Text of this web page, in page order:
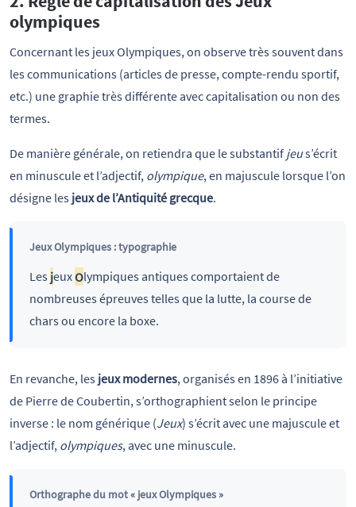
olympiques
Concernant les jeux Olympiques, on observe très souvent dans
les communications (articles de presse, compte-rendu sportif,
etc.) une graphie très différente avec capitalisation ou non des
termes.
De manière générale, on retiendra que le substantif jeus’écrit
en minuscule et l’adjectif, olympique, en majuscule lorsque l’on
désigne les jeux de l’Antiquité grecque.
Jeux Olympiques : typographie
Les jeuxOlympiques antiques comportaient de
nombreuses épreuves telles que la lutte, la course de
chars ou encore la boxe.
En revanche, les jeux modernes, organisés en 1896 à l’initiative
de Pierre de Coubertin, s’orthographient selon le principe
inverse : le nom générique (Jeux) s’écrit avec une majuscule et
l’adjectif, olympiques, avec une minuscule.
Orthographe du mot « jeux Olympiques »